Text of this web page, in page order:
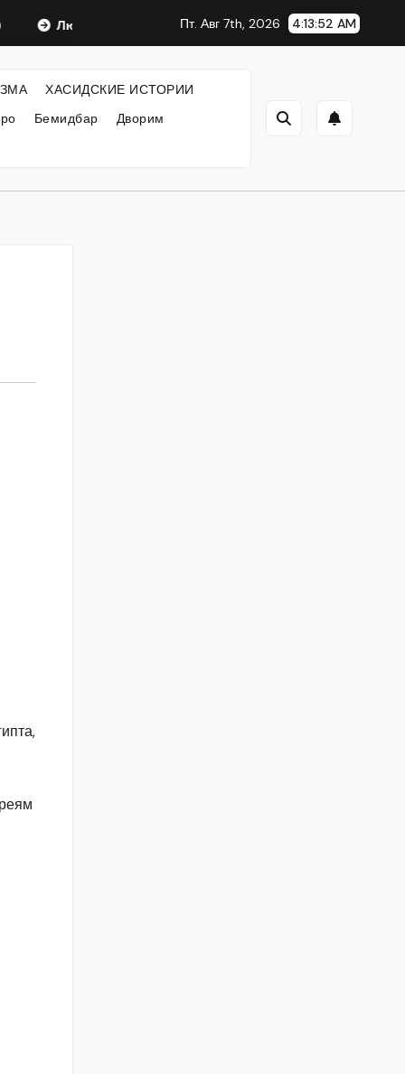
Любавический Ребе ФИЛОСОФИЯ ХАСИДИЗМА
Пт. Авг 7th, 2026 4:13:53 AM
ХАСИДСКИЕ ИСТОРИИ
Бемидбар Дворим